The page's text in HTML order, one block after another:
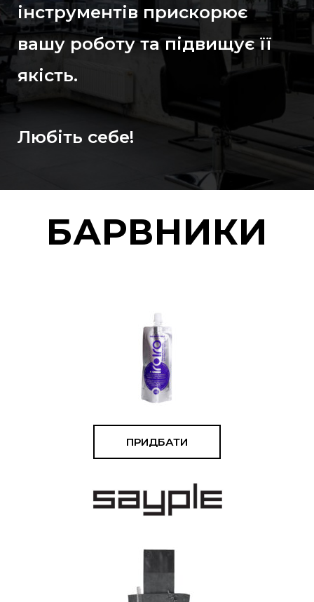
інструментів прискорює
вашу роботу та підвищує її
якість.
Любіть себе!
БАРВНИКИ
ПРИДБАТИ